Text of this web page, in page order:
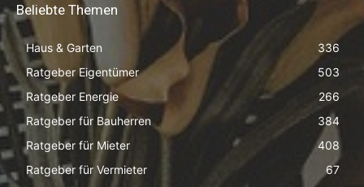
Beliebte Themen
Haus & Garten
336
Ratgeber Eigentümer
503
Ratgeber Energie
266
Ratgeber für Bauherren
384
Ratgeber für Mieter
408
Ratgeber für Vermieter
67